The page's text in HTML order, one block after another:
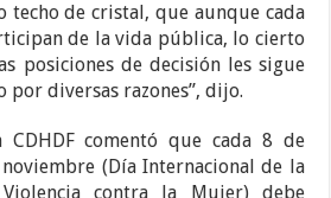
techo de cristal, que aunque cada
de la vida pública, lo cierto
posiciones de decisión les sigue
por diversas razones”, dijo.
CDHDF comentó que cada 8 de
(Día Internacional de la
contra la Mujer) debe